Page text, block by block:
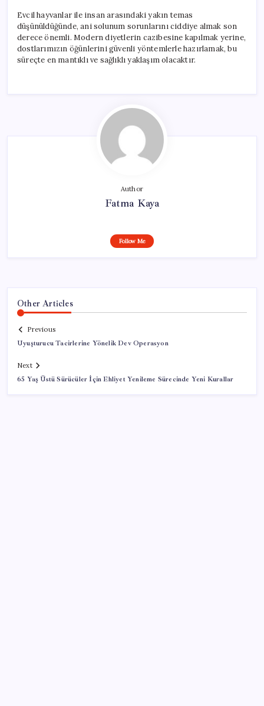
Evcil hayvanlar ile insan arasındaki yakın temas
düşünüldüğünde, ani solunum sorunlarını ciddiye almak son
derece önemli. Modern diyetlerin cazibesine kapılmak yerine,
dostlarımızın öğünlerini güvenli yöntemlerle hazırlamak, bu
süreçte en mantıklı ve sağlıklı yaklaşım olacaktır.
Author
Fatma Kaya
Follow Me
Other Articles
Previous
Uyuşturucu Tacirlerine Yönelik Dev Operasyon
Next
65 Yaş Üstü Sürücüler İçin Ehliyet Yenileme Sürecinde Yeni Kurallar